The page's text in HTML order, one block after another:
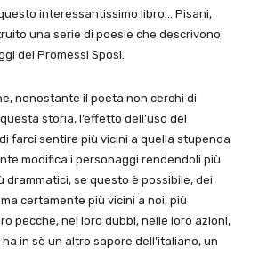
interessantissimo libro… Pisani,
una serie di poesie che descrivono
dei Promessi Sposi.
nonostante il poeta non cerchi di
storia, l’effetto dell’uso del
farci sentire più vicini a quella stupenda
modifica i personaggi rendendoli più
drammatici, se questo è possibile, dei
certamente più vicini a noi, più
pecche, nei loro dubbi, nelle loro azioni,
in sè un altro sapore dell’italiano, un